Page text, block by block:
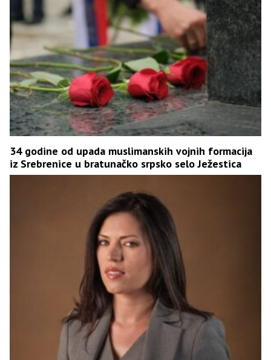
34 godine od upada muslimanskih vojnih formacija
iz Srebrenice u bratunačko srpsko selo Ježestica